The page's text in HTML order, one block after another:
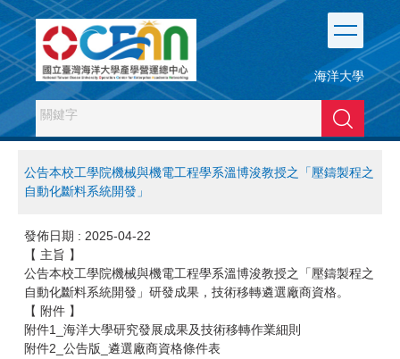
跳
到
主
要
內
容
區
海洋大學
搜尋
公告本校工學院機械與機電工程學系溫博浚教授之「壓鑄製程之
自動化斷料系統開發」
發佈日期 : 2025-04-22
【 主旨 】
公告本校工學院機械與機電工程學系溫博浚教授之「壓鑄製程之
自動化斷料系統開發」研發成果，技術移轉遴選廠商資格。
【 附件 】
附件1_海洋大學研究發展成果及技術移轉作業細則
附件2_公告版_遴選廠商資格條件表